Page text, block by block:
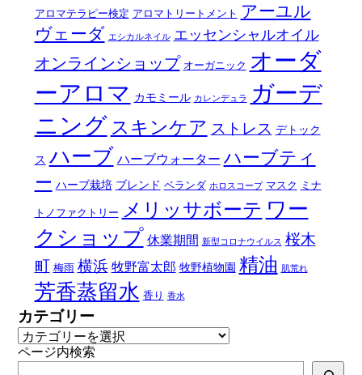
アロマテラピー検定 アロマトリートメント アーユル
ヴェーダ エシカルネイル エッセンシャルオイル
オンラインショップ オーガニック オーダ
ーアロマ カモミール カレンデュラ
ガーデ
ニング スキンケア ストレス デトック
ス ハーブ ハーブウォーター ハーブティ
ー ハーブ栽培 ブレンド ベランダ ホロスコープ マスク ミナ
トノファクトリー メリッサボーテ ワー
クショップ 休業期間 新型コロナウイルス 桜木
町 梅雨 横浜 牧野富太郎 牧野植物園 精油 肌荒れ
芳香蒸留水 香り 香水
カテゴリー
ページ内検索